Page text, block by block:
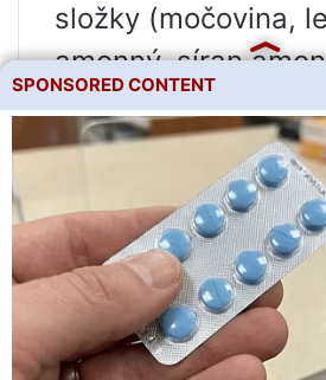
složky (močovina,
amonný, síran
nitroammofoska,
ptačího trusu,
fermentovaný
atd.).
Účel hnojení na
SPONSORED CONTENT